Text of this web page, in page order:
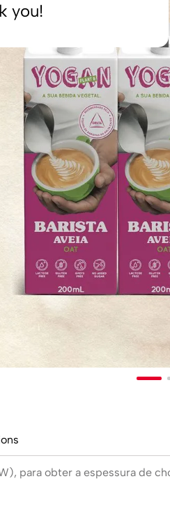
you!
para obter a espessura de